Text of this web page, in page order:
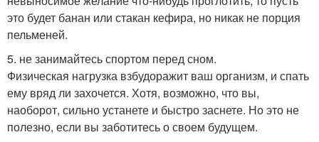
это будет банан или стакан кефира, но никак не порция
пельменей.
5. не занимайтесь спортом перед сном.
Физическая нагрузка взбудоражит ваш организм, и спать
ему вряд ли захочется. Хотя, возможно, что вы,
наоборот, сильно устанете и быстро заснете. Но это не
полезно, если вы заботитесь о своем будущем.